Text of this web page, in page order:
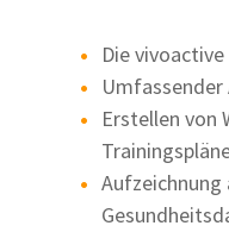
Die
Erstellen von